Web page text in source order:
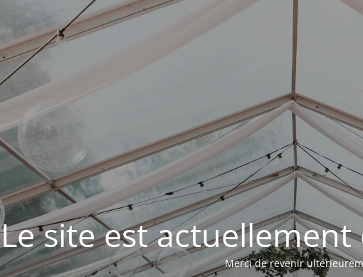
Le site est
Merci de revenir